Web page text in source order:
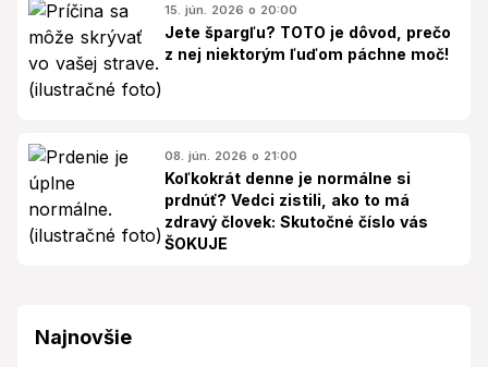
15. jún. 2026 o 20:00
Jete špargľu? TOTO je dôvod, prečo
z nej niektorým ľuďom páchne moč!
08. jún. 2026 o 21:00
Koľkokrát denne je normálne si
prdnúť? Vedci zistili, ako to má
zdravý človek: Skutočné číslo vás
ŠOKUJE
Najnovšie